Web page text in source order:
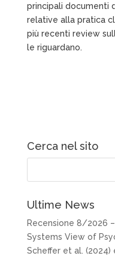
principali documenti
relative alla pratica
più recenti review
le riguardano.
Cerca nel sito
Ultime News
Recensione 8/2026
Systems View of
Scheffer et al. (2024)